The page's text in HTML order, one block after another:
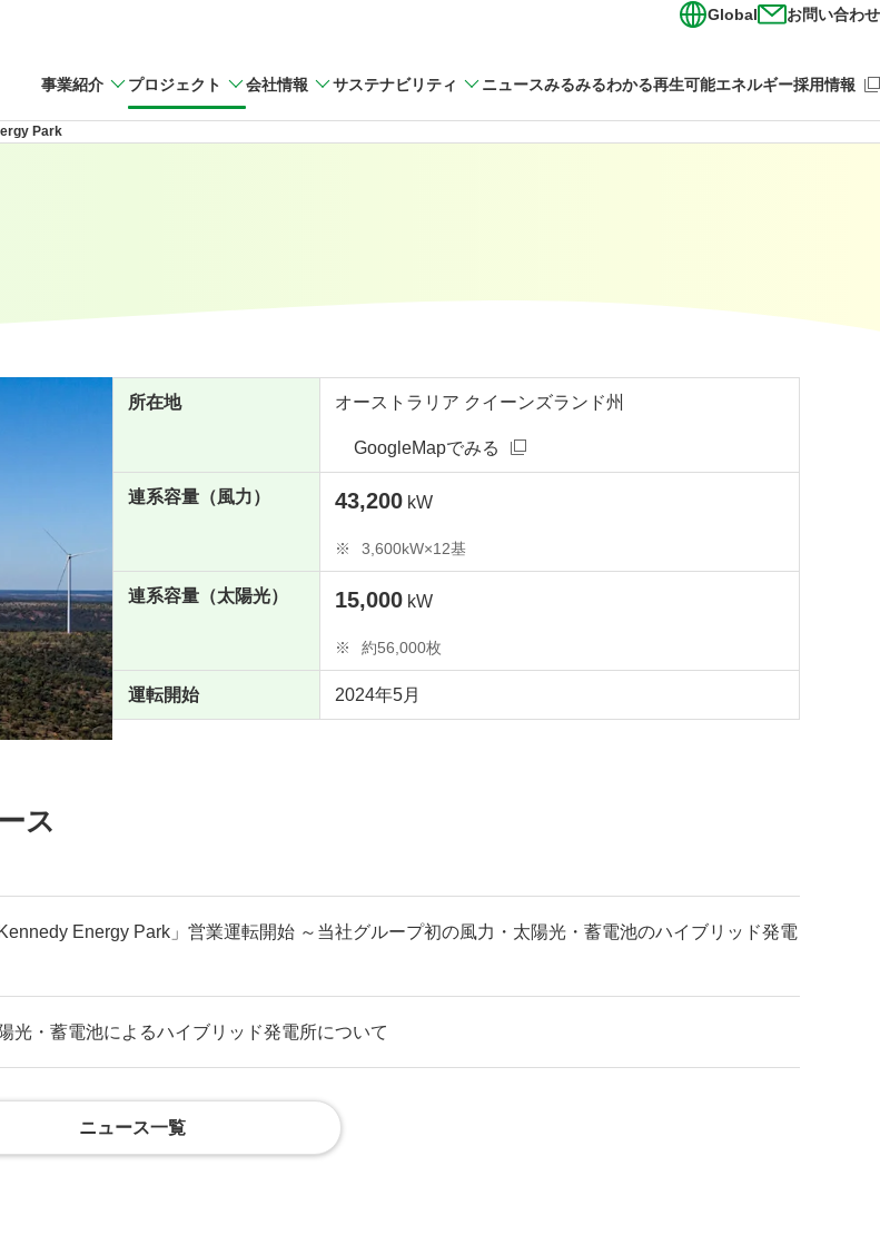
Global お問い合わせ
事業紹介 プロジェクト 会社情報 サステナビリティ ニュースみるみるわかる再生可能エネルギー採用情報
（新
Park
所在地 オーストラリア クイーンズランド州
GoogleMapでみる
連系容量（風力） 43,200 kW
※ 3,600kW×12基
連系容量（太陽光） 15,000 kW
※ 約56,000枚
運転開始 2024年5月
ス
Energy Park」営業運転開始 ～当社グループ初の風力・太陽光・蓄電池のハイブリッド発電
光・蓄電池によるハイブリッド発電所について
ニュース一覧